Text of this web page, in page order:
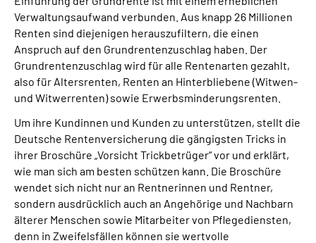
Verwaltungsaufwand verbunden. Aus knapp 26 Millionen
Renten sind diejenigen herauszufiltern, die einen
Anspruch auf den Grundrentenzuschlag haben. Der
Grundrentenzuschlag wird für alle Rentenarten gezahlt,
also für Altersrenten, Renten an Hinterbliebene (Witwen-
und Witwerrenten) sowie Erwerbsminderungsrenten.
Um ihre Kundinnen und Kunden zu unterstützen, stellt die
Deutsche Rentenversicherung die gängigsten Tricks in
ihrer Broschüre „Vorsicht Trickbetrüger“ vor und erklärt,
wie man sich am besten schützen kann. Die Broschüre
wendet sich nicht nur an Rentnerinnen und Rentner,
sondern ausdrücklich auch an Angehörige und Nachbarn
älterer Menschen sowie Mitarbeiter von Pflegediensten,
denn in Zweifelsfällen können sie wertvolle